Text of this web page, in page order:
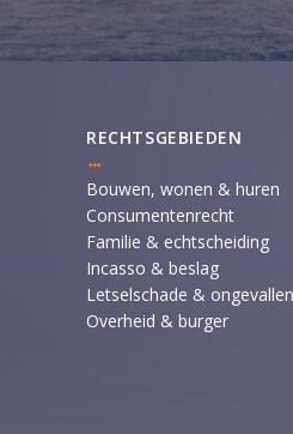
RECHTSGEBIEDEN
Bouwen, wonen & huren
Consumentenrecht
Familie & echtscheiding
Incasso & beslag
Letselschade & ongevallen
Overheid & burger